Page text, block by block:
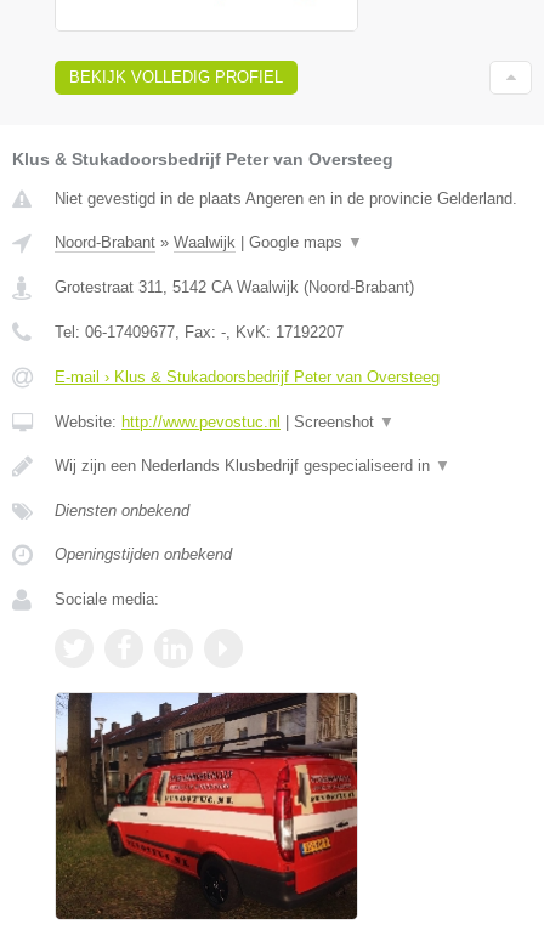
BEKIJK VOLLEDIG PROFIEL
Klus & Stukadoorsbedrijf Peter van Oversteeg
Niet gevestigd in de plaats Angeren en in de provincie Gelderland.
Noord-Brabant » Waalwijk Google maps ▼
Grotestraat 311, 5142 CA Waalwijk (Noord-Brabant)
Tel: 06-17409677, Fax: -, KvK: 17192207
E-mail › Klus & Stukadoorsbedrijf Peter van Oversteeg
Website: http://www.pevostuc.nl Screenshot ▼
Wij zijn een Nederlands Klusbedrijf gespecialiseerd in ▼
Diensten onbekend
Openingstijden onbekend
Sociale media: